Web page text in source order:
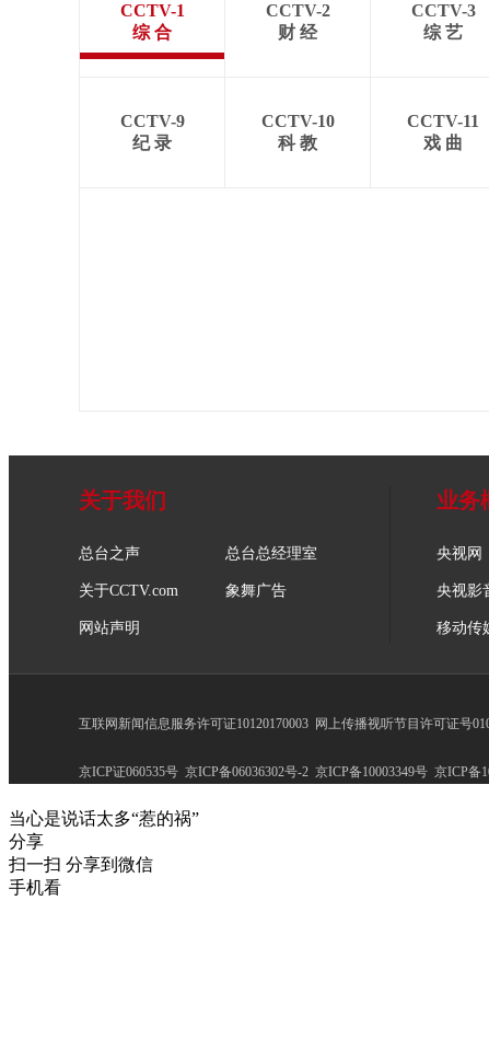
CCTV-1
综 合
CCTV-2
财 经
CCTV-3
综 艺
CCTV-9
纪 录
CCTV-10
科 教
CCTV-11
戏 曲
关于我们
总台之声 总台总经理室
关于CCTV.com 象舞广告
网站声明
业务
央视网
央视影
移动传
互联网新闻信息服务许可证10120170003 网上传播视听节目许可证号
京ICP证060535号 京ICP备06036302号-2 京ICP备10003349号 京ICP备
当心是说话太多“惹的祸”
分享
扫一扫 分享到微信
手机看